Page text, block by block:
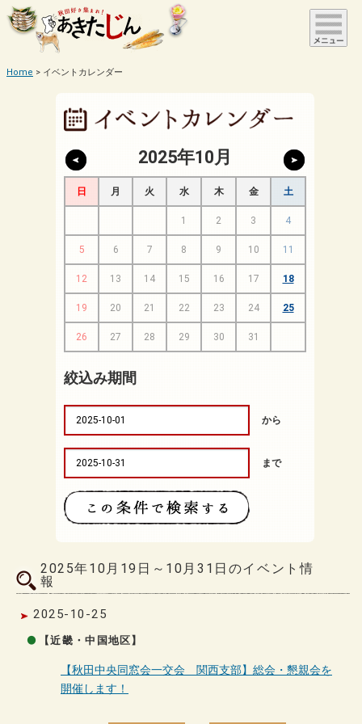
Home イベントカレンダー
2025年10月
日 月 火 水 木 金 土
1 2 3 4
5 6 7 8 9 10 11
12 13 14 15 16 17 18
19 20 21 22 23 24 25
26 27 28 29 30 31
絞込み期間
から
まで
2025年10月19日～10月31日のイベント情
報
2025-10-25
【近畿・中国地区】
【秋田中央同窓会一交会 関西支部】総会・懇親会を
開催します！